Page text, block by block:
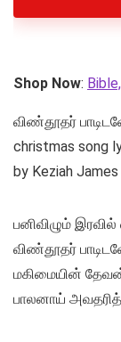
Shop Now:
விண்தூதர்
christmas song
by Keziah James
பனிவிழும் இரவில்
விண்தூதர்
மகிமையின்
பாலனாய்